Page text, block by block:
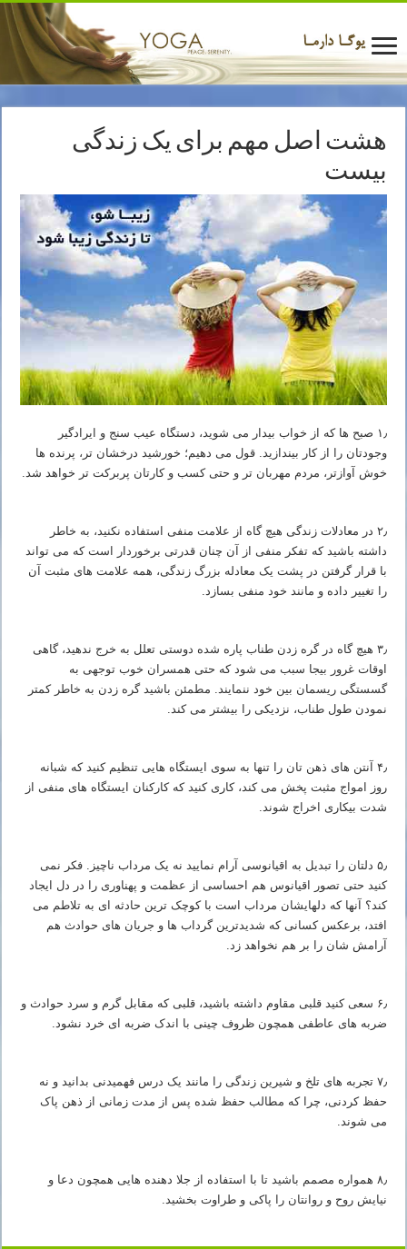
هشت اصل مهم برای یک زندگی
بیست
۱٫ صبح ها که از خواب بیدار می شوید، دستگاه عیب سنج و ایرادگیر
وجودتان را از کار بیندازید. قول می دهیم؛ خورشید درخشان تر، پرنده ها
خوش آوازتر، مردم مهربان تر و حتی کسب و کارتان پربرکت تر خواهد شد.
۲٫ در معادلات زندگی هیچ گاه از علامت منفی استفاده نکنید، به خاطر
داشته باشید که تفکر منفی از آن چنان قدرتی برخوردار است که می تواند
با قرار گرفتن در پشت یک معادله بزرگ زندگی، همه علامت های مثبت آن
را تغییر داده و مانند خود منفی بسازد.
۳٫ هیچ گاه در گره زدن طناب پاره شده دوستی تعلل به خرج ندهید، گاهی
اوقات غرور بیجا سبب می شود که حتی همسران خوب توجهی به
گسستگی ریسمان بین خود ننمایند. مطمئن باشید گره زدن به خاطر کمتر
نمودن طول طناب، نزدیکی را بیشتر می کند.
۴٫ آنتن های ذهن تان را تنها به سوی ایستگاه هایی تنظیم کنید که شبانه
روز امواج مثبت پخش می کند، کاری کنید که کارکنان ایستگاه های منفی از
شدت بیکاری اخراج شوند.
۵٫ دلتان را تبدیل به اقیانوسی آرام نمایید نه یک مرداب ناچیز. فکر نمی
کنید حتی تصور اقیانوس هم احساسی از عظمت و پهناوری را در دل ایجاد
کند؟ آنها که دلهایشان مرداب است با کوچک ترین حادثه ای به تلاطم می
افتد، برعکس کسانی که شدیدترین گرداب ها و جریان های حوادث هم
آرامش شان را بر هم نخواهد زد.
۶٫ سعی کنید قلبی مقاوم داشته باشید، قلبی که مقابل گرم و سرد حوادث و
ضربه های عاطفی همچون ظروف چینی با اندک ضربه ای خرد نشود.
۷٫ تجربه های تلخ و شیرین زندگی را مانند یک درس فهمیدنی بدانید و نه
حفظ کردنی، چرا که مطالب حفظ شده پس از مدت زمانی از ذهن پاک
می شوند.
۸٫ همواره مصمم باشید تا با استفاده از جلا دهنده هایی همچون دعا و
نیایش روح و روانتان را پاکی و طراوت بخشید.